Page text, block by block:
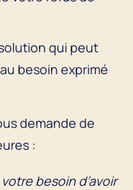
qui peut
besoin exprimé
demande de
:
besoin d’avoir